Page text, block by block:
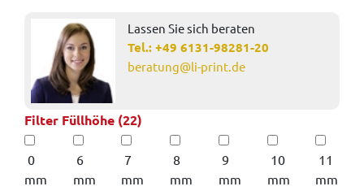
Lassen Sie sich beraten
Tel.: +49 6131-98281-20
beratung@li-print.de
Filter Füllhöhe (22)
0
mm
6
mm
7
mm
8
mm
9
mm
10
mm
11
mm